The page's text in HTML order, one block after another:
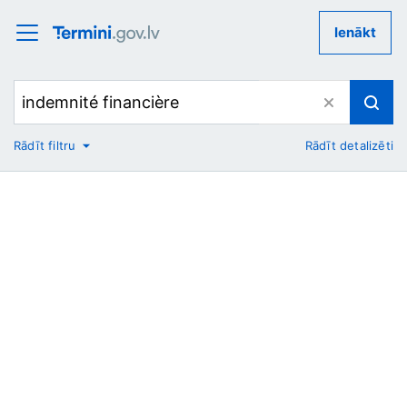
Ienākt
No
Rādīt filtru Rādīt detalizēti